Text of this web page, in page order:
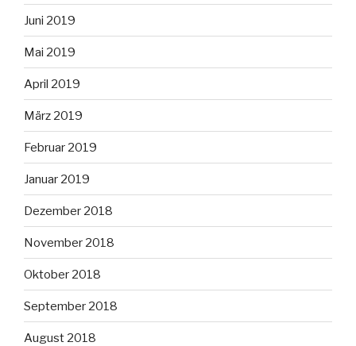
Juni 2019
Mai 2019
April 2019
März 2019
Februar 2019
Januar 2019
Dezember 2018
November 2018
Oktober 2018
September 2018
August 2018